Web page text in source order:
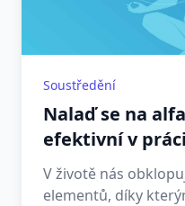
Soustředění
Nalaď se na
efektivní v
V životě nás
elementů, díky